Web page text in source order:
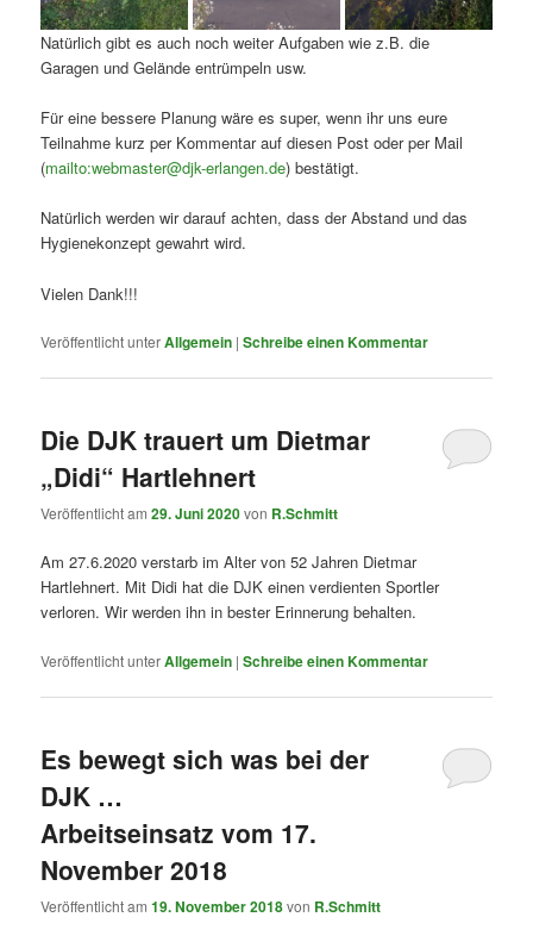
Natürlich gibt es auch noch weiter Aufgaben wie z.B. die
Garagen und Gelände entrümpeln usw.
Für eine bessere Planung wäre es super, wenn ihr uns eure
Teilnahme kurz per Kommentar auf diesen Post oder per Mail
(mailto:webmaster@djk-erlangen.de) bestätigt.
Natürlich werden wir darauf achten, dass der Abstand und das
Hygienekonzept gewahrt wird.
Vielen Dank!!!
Veröffentlicht unterAllgemein |Schreibe einen Kommentar
Die DJK trauert um Dietmar
„Didi“ Hartlehnert
Veröffentlicht am29. Juni 2020von R.Schmitt
Am 27.6.2020 verstarb im Alter von 52 Jahren Dietmar
Hartlehnert. Mit Didi hat die DJK einen verdienten Sportler
verloren. Wir werden ihn in bester Erinnerung behalten.
Veröffentlicht unterAllgemein |Schreibe einen Kommentar
Es bewegt sich was bei der
DJK …
Arbeitseinsatz vom 17.
November 2018
Veröffentlicht am19. November 2018von R.Schmitt